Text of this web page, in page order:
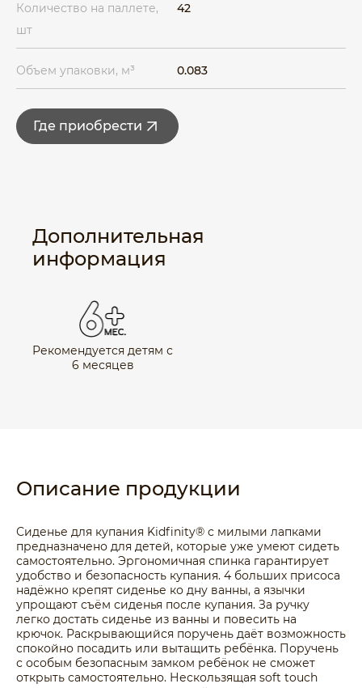
Количество на паллете,
шт
42
Объем упаковки, м³ 0.083
Где приобрести
Дополнительная
информация
Рекомендуется детям с
6 месяцев
Описание продукции
Сиденье для купания Kidfinity® с милыми лапками
предназначено для детей, которые уже умеют сидеть
самостоятельно. Эргономичная спинка гарантирует
удобство и безопасность купания. 4 больших присоса
надёжно крепят сиденье ко дну ванны, а язычки
упрощают съём сиденья после купания. За ручку
легко достать сиденье из ванны и повесить на
крючок. Раскрывающийся поручень даёт возможность
спокойно посадить или вытащить ребёнка. Поручень
с особым безопасным замком ребёнок не сможет
открыть самостоятельно. Нескользящая soft touch